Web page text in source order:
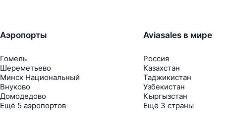
Аэропорты
Гомель
Шереметьево
Минск Национальный
Внуково
Домодедово
Ещё 5 аэропортов
Aviasales в мире
Россия
Казахстан
Таджикистан
Узбекистан
Кыргызстан
Ещё 3 страны